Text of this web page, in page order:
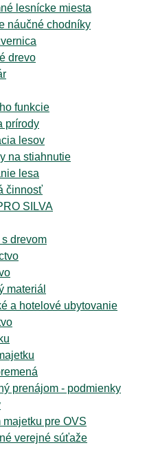
lesnícke miesta
náučné chodníky
drevo
funkcie
prírody
lesov
na stiahnutie
lesa
činnosť
SILVA
drevom
materiál
a hotelové ubytovanie
prenájom - podmienky
majetku pre OVS
verejné súťaže